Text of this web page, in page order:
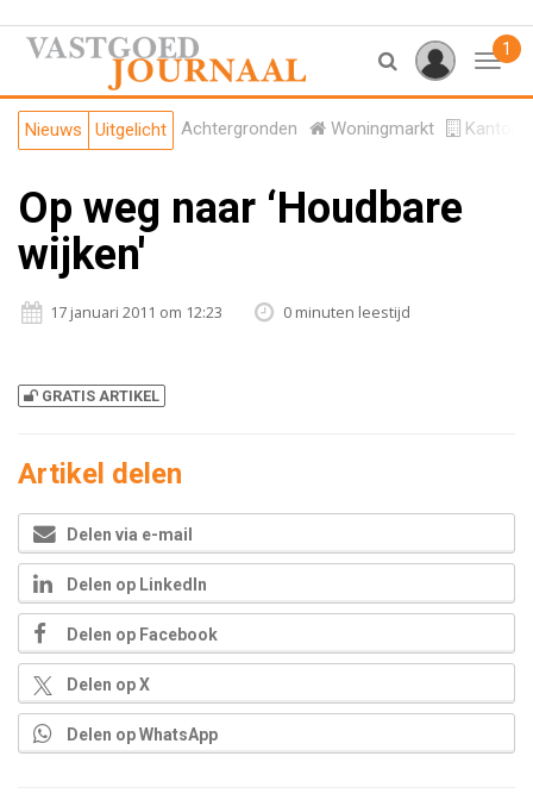
1
Nieuws Uitgelicht Achtergronden Woningmarkt
Op weg naar ‘Houdbare
wijken'
17 januari 2011 om 12:23 0 minuten leestijd
GRATIS ARTIKEL
Artikel delen
Delen via e-mail
Delen op LinkedIn
Delen op Facebook
Delen op X
Delen op WhatsApp